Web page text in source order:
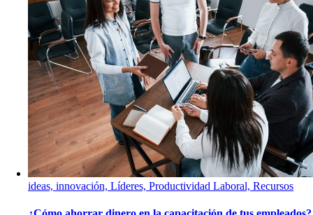
ideas, innovación, Líderes, Productividad Laboral, Recursos